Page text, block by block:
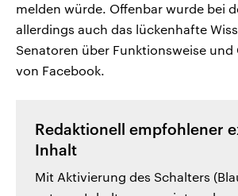
melden würde. Offenbar wurde bei
allerdings auch das lückenhafte
Senatoren über Funktionsweise
von Facebook.
Redaktionell empfohlener
Inhalt
Mit Aktivierung des Schalters